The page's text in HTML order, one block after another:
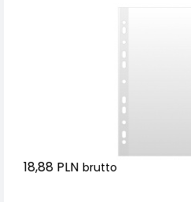
18,88 PLN brutto